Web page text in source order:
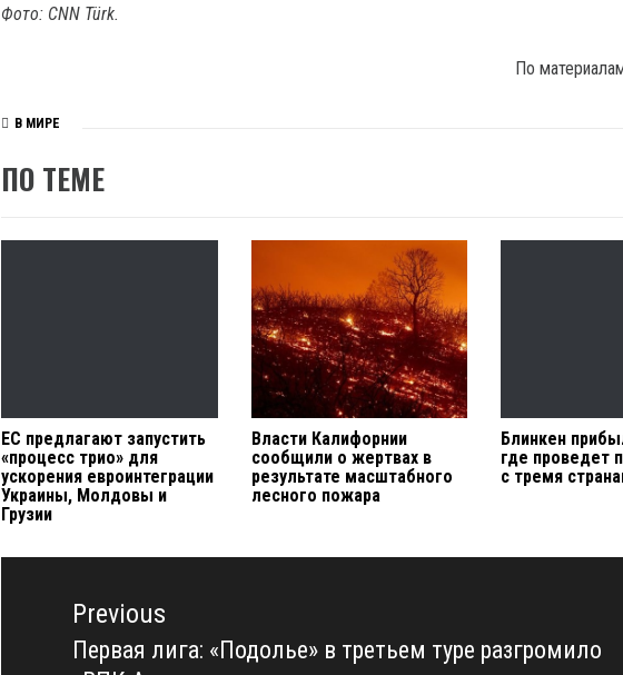
Фото: CNN Türk.
По
В МИРЕ
ПО ТЕМЕ
ЕС предлагают запустить
«процесс трио» для
ускорения евроинтеграции
Украины, Молдовы и
Грузии
Власти Калифорнии
сообщили о жертвах в
результате масштабного
лесного пожара
Блинкен
где проведет
с тремя
Навигация
записямPrevious
Previous
Первая лига: «Подолье» в третьем туре разгромило